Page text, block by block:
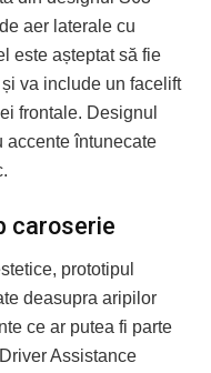
aer laterale cu
este așteptat să fie
va include un facelift
frontale. Designul
accente întunecate
caroserie
prototipul
deasupra aripilor
ce ar putea fi parte
Assistance